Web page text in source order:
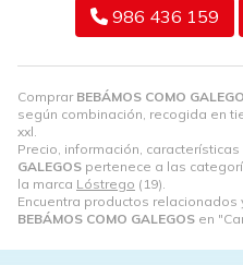
Comprar BEBÁMOS COMO
según combinación, recogida en
xxl.
Precio, información,
GALEGOS pertenece a las
la marca Lóstrego (19).
Encuentra productos
BEBÁMOS COMO GALEGOS en
986 436 159